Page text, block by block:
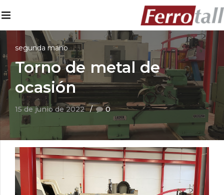
segunda mano
Torno de metal de
ocasión
15 de junio de 2022 0